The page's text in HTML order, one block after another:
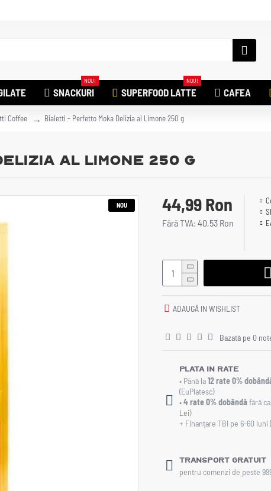
SNACKURI
NOU!
SUPERFOOD LATTE
NOU!
CAFEA
Coffee Bialetti - Perfetto Moka Delizia al Limone 250 g
al Limone 250 g
NOU
Bazată pe 0
44,99 Ron
Fără TVA: 40,53 Ron
ADAUGĂ IN WISHLIST
Plata in rate
• Până la12 rate 0%
(EuPlatesc)
•4 rate 0% dobândăfără
Lei)
+ Finanțare TBI pe 6-60 luni
Transport gratuit
pentru comenzi de peste